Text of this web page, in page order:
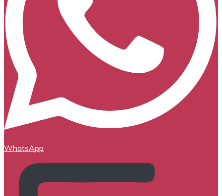
WhatsApp